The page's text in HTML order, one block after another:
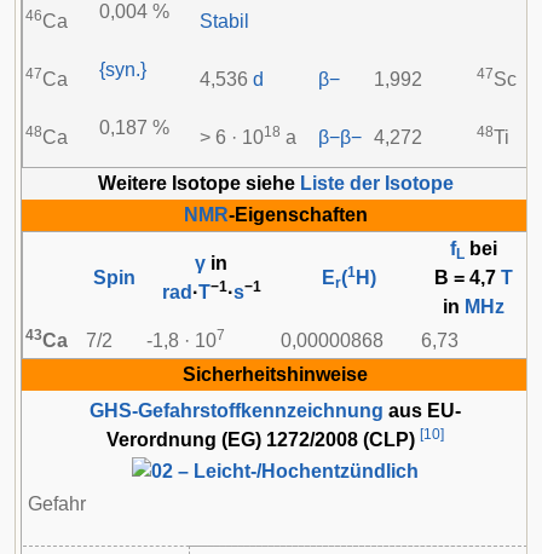
46Ca 0,004 % Stabil
47Ca {syn.} 4,536 d β− 1,992 47Sc
48Ca 0,187 % > 6 · 1018 a β−β− 4,272 48Ti
Weitere Isotope siehe Liste der Isotope
NMR-Eigenschaften
Spin
γ in
rad ·T−1·s−1 Er(1H)
fL bei
B = 4,7 T
in MHz
43Ca 7/2 -1,8 · 107 0,00000868
6,73
Sicherheitshinweise
GHS-Gefahrstoffkennzeichnung aus EU-
Verordnung (EG) 1272/2008 (CLP) [10]
Gefahr